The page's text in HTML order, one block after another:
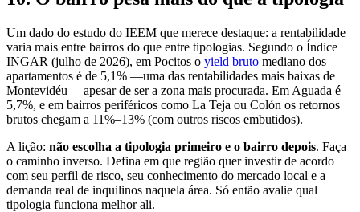
Um dado do estudo do IEEM que merece destaque: a rentabilidade
varia mais entre bairros do que entre tipologias. Segundo o Índice
INGAR (julho de 2026), em Pocitos o yield bruto mediano dos
apartamentos é de 5,1% —uma das rentabilidades mais baixas de
Montevidéu— apesar de ser a zona mais procurada. Em Aguada é
5,7%, e em bairros periféricos como La Teja ou Colón os retornos
brutos chegam a 11%–13% (com outros riscos embutidos).
A lição: não escolha a tipologia primeiro e o bairro depois. Faça
o caminho inverso. Defina em que região quer investir de acordo
com seu perfil de risco, seu conhecimento do mercado local e a
demanda real de inquilinos naquela área. Só então avalie qual
tipologia funciona melhor ali.